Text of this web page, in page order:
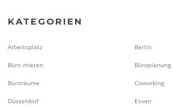
KATEGORIEN
Arbeitsplatz Berlin
Büro mieten Büroplanung
Büroräume Coworking
Düsseldorf Essen